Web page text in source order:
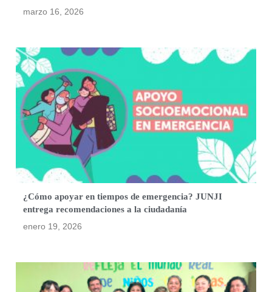
marzo 16, 2026
¿Cómo apoyar en tiempos de emergencia? JUNJI
entrega recomendaciones a la ciudadanía
enero 19, 2026